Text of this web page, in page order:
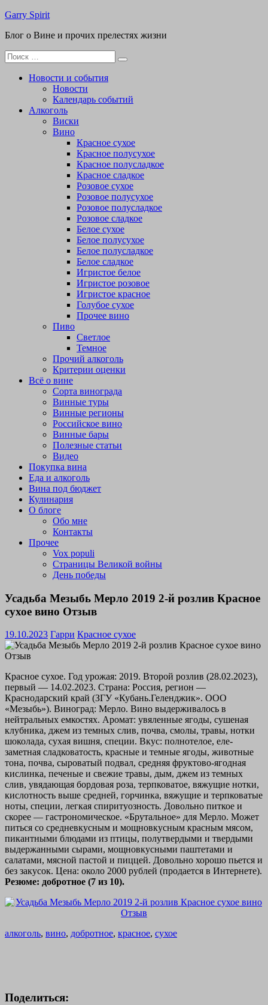
Перейти
содержимому
Garry Spirit
Блог о Вине и прочих прелестях жизни
Поиск
для:
Новости и события
Новости
Календарь событий
Алкоголь
Виски
Вино
Красное сухое
Красное полусухое
Красное полусладкое
Красное сладкое
Розовое сухое
Розовое полусухое
Розовое полусладкое
Розовое сладкое
Белое сухое
Белое полусухое
Белое полусладкое
Белое сладкое
Игристое белое
Игристое розовое
Игристое красное
Голубое сухое
Прочее вино
Пиво
Светлое
Темное
Прочий алкоголь
Критерии оценки
Всё о вине
Сорта винограда
Винные туры
Винные регионы
Российское вино
Винные бары
Полезные статьи
Видео
Покупка вина
Еда и алкоголь
Вина под бюджет
Кулинария
О блоге
Обо мне
Контакты
Прочее
Vox populi
Страницы Великой войны
День победы
Усадьба Мезыбь Мерло 2019 2-й розлив Красное
сухое вино Отзыв
19.10.2023 Гарри Красное сухое
Красное сухое. Год урожая: 2019. Второй розлив (28.02.2023),
первый — 14.02.2023. Страна: Россия, регион —
Краснодарский край (ЗГУ «Кубань.Геленджик». ООО
«Мезыбь»). Виноград: Мерло. Вино выдерживалось в
нейтральных емкостях. Аромат: увяленные ягоды, сушеная
клубника, джем из темных слив, почва, смолы, травы, нотки
шоколада, сухая вишня, специи. Вкус: полнотелое, еле-
заметная сладковатость, красные и темные ягоды, животные
тона, почва, сыроватый подвал, средняя фруктово-ягодная
кислинка, печеные и свежие травы, дым, джем из темных
слив, увядающая бордовая роза, терпковатое, вяжущие нотки,
кислотность выше средней, горчинка, вяжущие и терпковатые
ноты, специи, легкая спиритуозность. Довольно питкое и
скорее — гастрономическое. «Брутальное» для Мерло. Может
питься со средневкусным и мощновкусным красным мясом,
пикантными блюдами из птицы, полутвердыми и твердыми
выдержанными сырами, мощновкусными паштетами и
салатами, мясной пастой и пиццей. Довольно хорошо пьется и
без закусок. Цена: около 2000 рублей (продается в Интернете).
Резюме: добротное (7 из 10).
алкоголь, вино, добротное, красное, сухое
Поделиться: